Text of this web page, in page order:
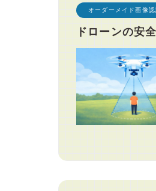
オーダーメイド画像
ドローンの安